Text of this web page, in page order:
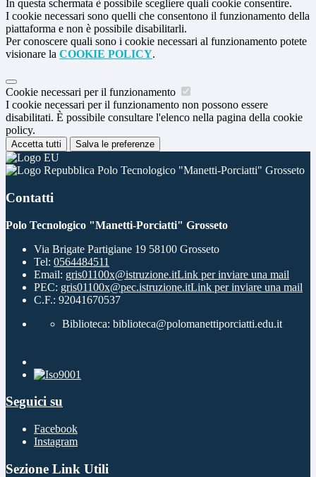
In questa schermata è possibile scegliere quali cookie consentire.
I cookie necessari sono quelli che consentono il funzionamento della
piattaforma e non è possibile disabilitarli.
Per conoscere quali sono i cookie necessari al funzionamento potete
visionare la COOKIE POLICY.
Cookie necessari per il funzionamento
I cookie necessari per il funzionamento non possono essere
disabilitati. È possibile consultare l'elenco nella pagina della cookie
policy.
Accetta tutti Salva le preferenze
Polo Tecnologico "Manetti-Porciatti" Grosseto
Contatti
Polo Tecnologico "Manetti-Porciatti" Grosseto
Via Brigate Partigiane 19 58100 Grosseto
Tel: 0564484511
Email: gris01100x@istruzione.itLink per inviare una mail
PEC: gris01100x@pec.istruzione.itLink per inviare una mail
C.F.: 92041670537
Biblioteca: biblioteca@polomanettiporciatti.edu.it
Seguici su
Facebook
Instagram
Sezione Link Utili